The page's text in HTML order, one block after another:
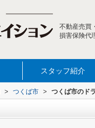
不動産売買
損害保険代
スタッフ紹介
> つくば市 > つくば市のド